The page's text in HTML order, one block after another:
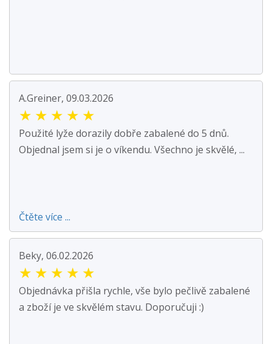
A.Greiner, 09.03.2026
★ ★ ★ ★ ★
Použité lyže dorazily dobře zabalené do 5 dnů.
Objednal jsem si je o víkendu. Všechno je skvělé, ...
Čtěte více ...
Beky, 06.02.2026
★ ★ ★ ★ ★
Objednávka přišla rychle, vše bylo pečlivě zabalené
a zboží je ve skvělém stavu. Doporučuji :)